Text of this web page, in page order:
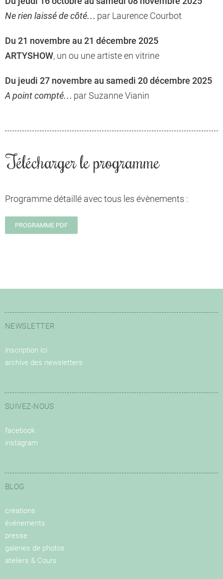
Ne rien laissé de côté… par Laurence Courbot
Du 21 novembre au 21 décembre 2025
ARTYSHOW, un ou une artiste en vitrine
Du jeudi 27 novembre au samedi 20 décembre 2025
A point compté… par Suzanne Vianin
Télécharger le programme
Programme détaillé avec tous les évènements :
PROGRAMME PDF
NEWSLETTER
inscription ici
archive des newsletters
SUIVEZ-NOUS
facebook
instagram
BLOG
créations
événements
presse
galeries de photos
ateliers & Cours